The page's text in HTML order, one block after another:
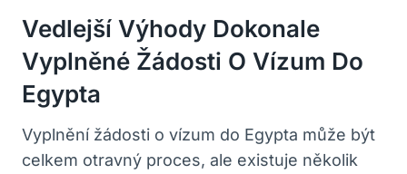
Vedlejší Výhody Dokonale
Vyplněné Žádosti O Vízum Do
Egypta
Vyplnění žádosti o vízum do Egypta může být
celkem otravný proces, ale existuje několik